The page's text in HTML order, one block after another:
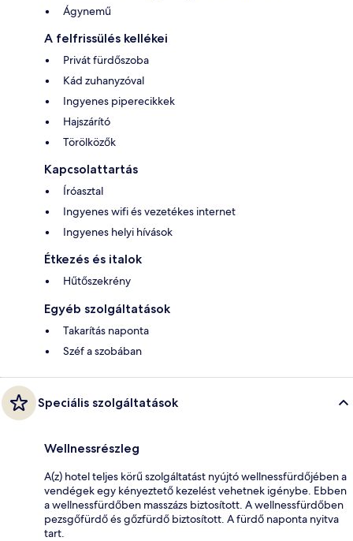
Ágynemű
A felfrissülés kellékei
Privát fürdőszoba
Kád zuhanyzóval
Ingyenes piperecikkek
Hajszárító
Törölközők
Kapcsolattartás
Íróasztal
Ingyenes wifi és vezetékes internet
Ingyenes helyi hívások
Étkezés és italok
Hűtőszekrény
Egyéb szolgáltatások
Takarítás naponta
Széf a szobában
Speciális szolgáltatások
Wellnessrészleg
A(z) hotel teljes körű szolgáltatást nyújtó wellnessfürdőjében a
vendégek egy kényeztető kezelést vehetnek igénybe. Ebben
a wellnessfürdőben masszázs biztosított. A wellnessfürdőben
pezsgőfürdő és gőzfürdő biztosított. A fürdő naponta nyitva
tart.